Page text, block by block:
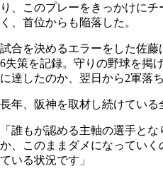
り、このプレーをきっかけに
く、首位からも陥落した。
試合を決めるエラーをした佐
6失策を記録。守りの野球を掲
に達したのか、翌日から2軍落
長年、阪神を取材し続けている
「誰もが認める主軸の選手と
か、このままダメになってい
ている状況です」